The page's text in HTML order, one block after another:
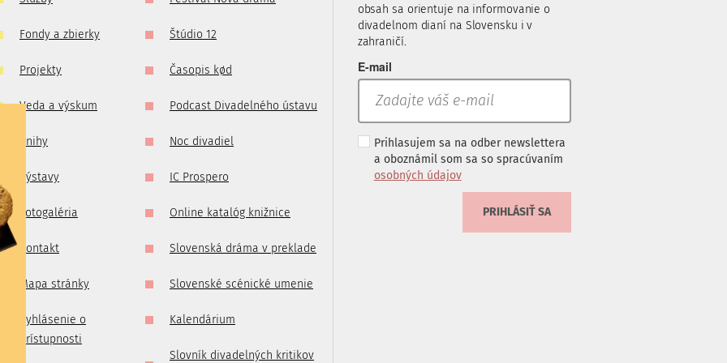
na:
Fondy a zbierky
Projekty
Veda a výskum
Knihy
Výstavy
Fotogaléria
Kontakt
Mapa stránky
Vyhlásenie o
prístupnosti
Štúdio 12
Časopis kød
Podcast Divadelného ústavu
Noc divadiel
IC Prospero
Online katalóg knižnice
Slovenská dráma v preklade
Slovenské scénické umenie
Kalendárium
Slovník divadelných kritikov
obsah sa orientuje na informovanie o
divadelnom dianí na Slovensku i v
zahraničí.
E-mail
Prihlasujem sa na odber newslettera
a oboznámil som sa so spracúvaním
osobných údajov
PRIHLÁSIŤ SA